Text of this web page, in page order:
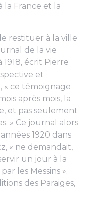
la France et la
restituer à la ville
de la vie
1918, écrit Pierre
et
« ce témoignage
après mois, la
et pas seulement
» Ce journal alors
1920 dans
« ne demandait,
un jour à la
les Messins ».
des Paraiges,